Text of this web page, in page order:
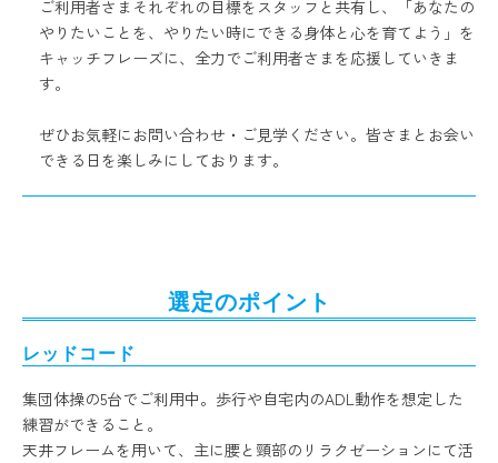
ご利用者さまそれぞれの目標をスタッフと共有し、「あなたの
やりたいことを、やりたい時にできる身体と心を育てよう」を
キャッチフレーズに、全力でご利用者さまを応援していきま
す。
ぜひお気軽にお問い合わせ・ご見学ください。皆さまとお会い
できる日を楽しみにしております。
選定のポイント
レッドコード
集団体操の5台でご利用中。歩行や自宅内のADL動作を想定した
練習ができること。
天井フレームを用いて、主に腰と頸部のリラクゼーションにて活